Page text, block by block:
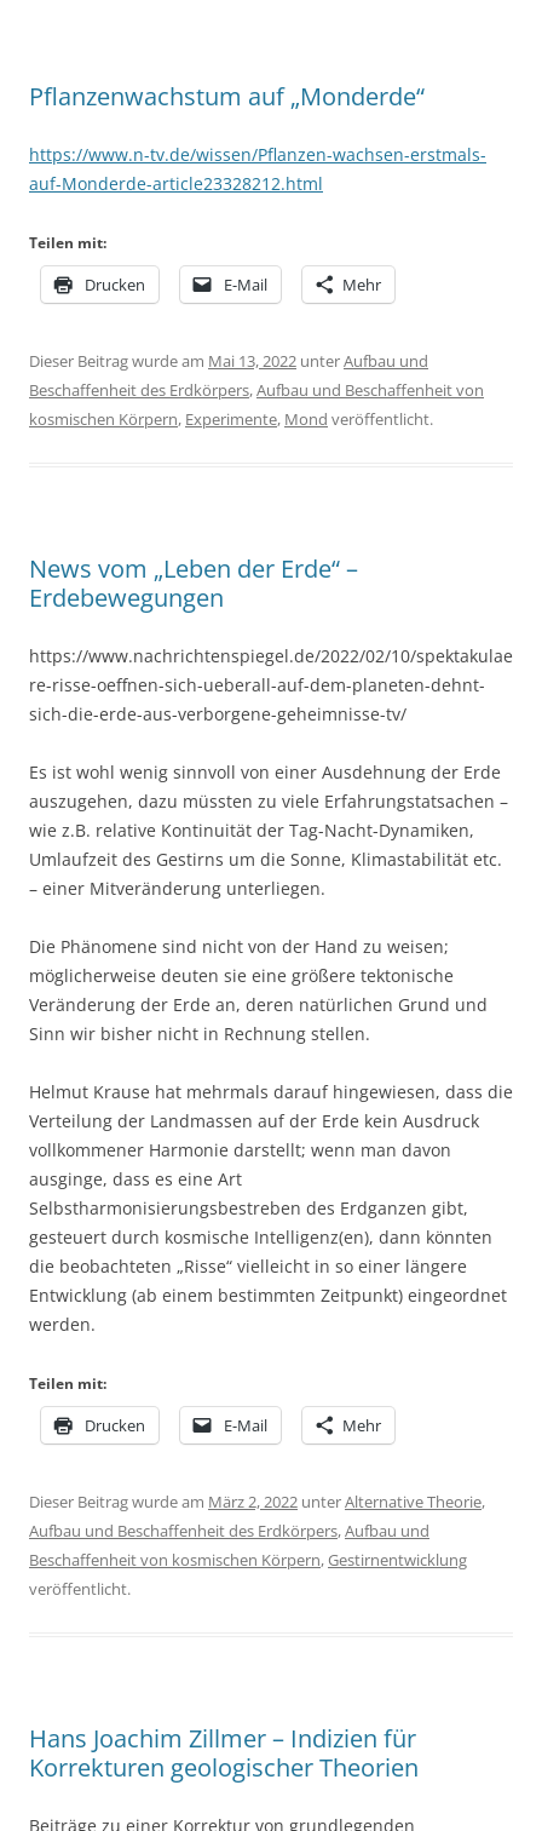
Pflanzenwachstum auf „Monderde“
https://www.n-tv.de/wissen/Pflanzen-wachsen-erstmals-
auf-Monderde-article23328212.html
Teilen mit:
Drucken E-Mail Mehr
Dieser Beitrag wurde am Mai 13, 2022 unterAufbau und
Beschaffenheit des Erdkörpers,Aufbau und Beschaffenheit von
kosmischen Körpern, Experimente, Mond veröffentlicht.
News vom „Leben der Erde“ –
Erdebewegungen
https://www.nachrichtenspiegel.de/2022/02/10/spektakulae
re-risse-oeffnen-sich-ueberall-auf-dem-planeten-dehnt-
sich-die-erde-aus-verborgene-geheimnisse-tv/
Es ist wohl wenig sinnvoll von einer Ausdehnung der Erde
auszugehen, dazu müssten zu viele Erfahrungstatsachen –
wie z.B. relative Kontinuität der Tag-Nacht-Dynamiken,
Umlaufzeit des Gestirns um die Sonne, Klimastabilität etc.
– einer Mitveränderung unterliegen.
Die Phänomene sind nicht von der Hand zu weisen;
möglicherweise deuten sie eine größere tektonische
Veränderung der Erde an, deren natürlichen Grund und
Sinn wir bisher nicht in Rechnung stellen.
Helmut Krause hat mehrmals darauf hingewiesen, dass die
Verteilung der Landmassen auf der Erde kein Ausdruck
vollkommener Harmonie darstellt; wenn man davon
ausginge, dass es eine Art
Selbstharmonisierungsbestreben des Erdganzen gibt,
gesteuert durch kosmische Intelligenz(en), dann könnten
die beobachteten „Risse“ vielleicht in so einer längere
Entwicklung (ab einem bestimmten Zeitpunkt) eingeordnet
werden.
Teilen mit:
Drucken E-Mail Mehr
Dieser Beitrag wurde am März 2, 2022 unterAlternative Theorie,
Aufbau und Beschaffenheit des Erdkörpers,Aufbau und
Beschaffenheit von kosmischen Körpern,Gestirnentwicklung
veröffentlicht.
Hans Joachim Zillmer – Indizien für
Korrekturen geologischer Theorien
Beiträge zu einer Korrektur von grundlegenden